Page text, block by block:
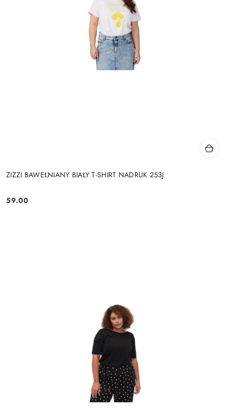
ZIZZI BAWEŁNIANY BIAŁY T-SHIRT NADRUK 253J
Cena:
59.00